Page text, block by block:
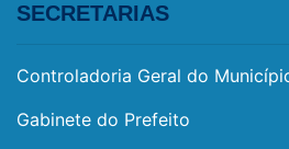
SECRETARIAS
Controladoria Geral do
Gabinete do Prefeito